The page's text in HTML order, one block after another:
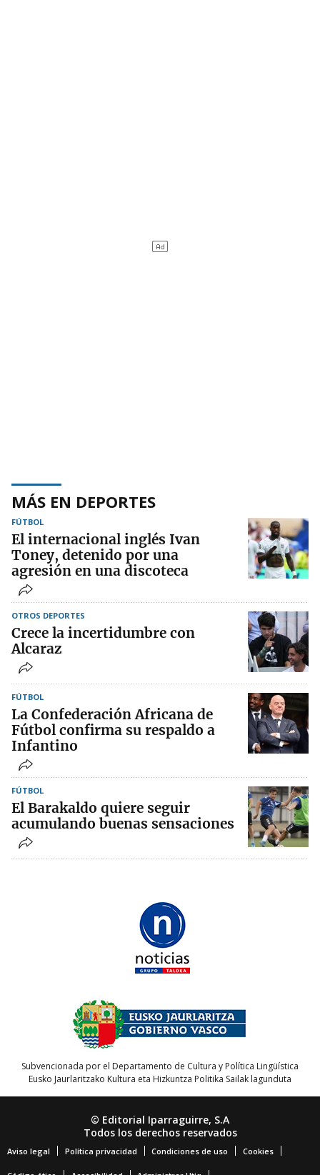
MÁS EN DEPORTES
FÚTBOL
El internacional inglés Ivan
Toney, detenido por una
agresión en una discoteca
OTROS DEPORTES
Crece la incertidumbre con
Alcaraz
FÚTBOL
La Confederación Africana de
Fútbol confirma su respaldo a
Infantino
FÚTBOL
El Barakaldo quiere seguir
acumulando buenas sensaciones
Subvencionada por el Departamento de Cultura y Política Lingüística
Eusko Jaurlaritzako Kultura eta Hizkuntza Politika Sailak lagunduta
© Editorial Iparraguirre, S.A
Todos los derechos reservados
Aviso legal Política privacidad Condiciones de uso Cookies